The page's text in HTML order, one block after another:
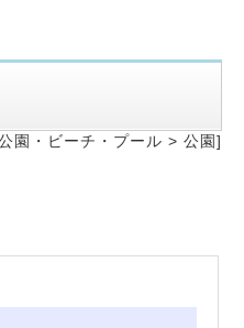
園・ビーチ・プール > 公園]